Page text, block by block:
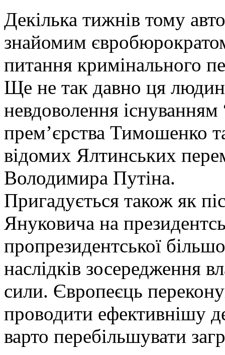
Декілька тижнів тому
знайомим
питання кримінального
Ще не так давно ця
невдоволення
прем’єрства Тимошенко
відомих Ялтинських
Володимира Путіна.
Пригадується також як
Януковича на
пропрезидентської
наслідків зосередження
сили. Європеєць
проводити ефективнішу
варто перебільшувати